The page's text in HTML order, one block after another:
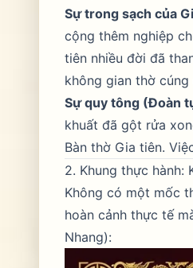
Sự trong sạch của
cộng thêm nghiệp
tiên nhiều đời đã
không gian thờ cúng
Sự quy tông (Đoàn
khuất đã gột rửa
Bàn thờ Gia tiên.
2. Khung thực hành:
Không có một mốc
hoàn cảnh thực tế
Nhang):